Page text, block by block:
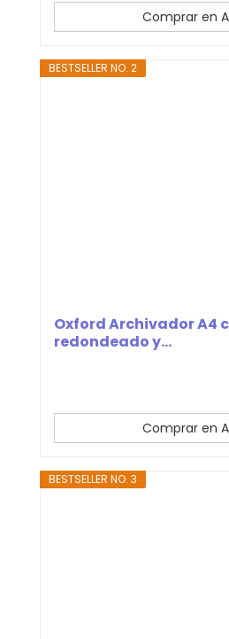
Comprar en
BESTSELLER NO. 2
Oxford Archivador A4
redondeado y...
Comprar en
BESTSELLER NO. 3